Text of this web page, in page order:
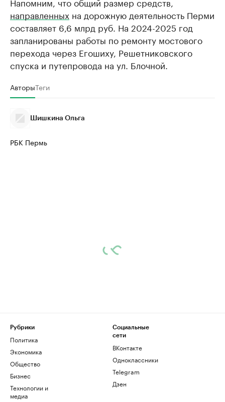
направленных на дорожную деятельность Перми
составляет 6,6 млрд руб. На 2024-2025 год
запланированы работы по ремонту мостового
перехода через Егошиху, Решетниковского
спуска и путепровода на ул. Блочной.
АвторыТеги
Шишкина Ольга
РБК Пермь
Рубрики
Политика
Экономика
Общество
Бизнес
Технологии и
медиа
Социальные
сети
ВКонтакте
Одноклассники
Telegram
Дзен